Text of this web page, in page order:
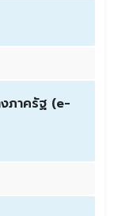
งภาครัฐ (e-